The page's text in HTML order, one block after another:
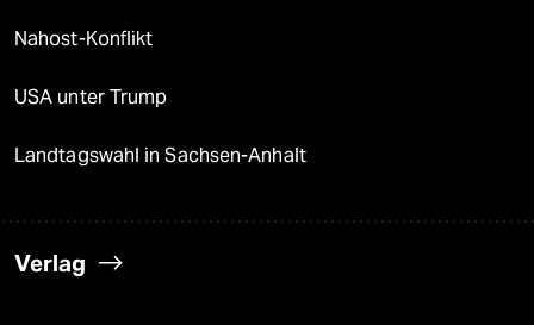
Nahost-Konflikt
USA unter Trump
Landtagswahl in Sachsen-Anhalt
Verlag